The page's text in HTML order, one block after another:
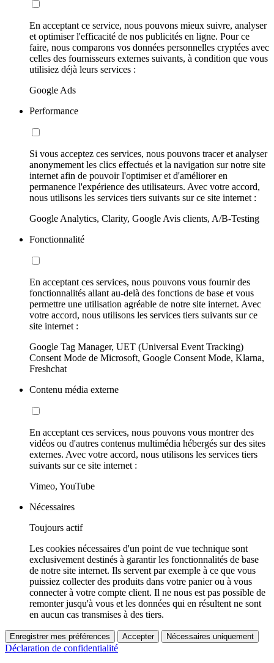
En acceptant ce service, nous pouvons mieux suivre, analyser
et optimiser l'efficacité de nos publicités en ligne. Pour ce
faire, nous comparons vos données personnelles cryptées avec
celles des fournisseurs externes suivants, à condition que vous
utilisiez déjà leurs services :
Google Ads
Performance
Si vous acceptez ces services, nous pouvons tracer et analyser
anonymement les clics effectués et la navigation sur notre site
internet afin de pouvoir l'optimiser et d'améliorer en
permanence l'expérience des utilisateurs. Avec votre accord,
nous utilisons les services tiers suivants sur ce site internet :
Google Analytics, Clarity, Google Avis clients, A/B-Testing
Fonctionnalité
En acceptant ces services, nous pouvons vous fournir des
fonctionnalités allant au-delà des fonctions de base et vous
permettre une utilisation agréable de notre site internet. Avec
votre accord, nous utilisons les services tiers suivants sur ce
site internet :
Google Tag Manager, UET (Universal Event Tracking)
Consent Mode de Microsoft, Google Consent Mode, Klarna,
Freshchat
Contenu média externe
En acceptant ces services, nous pouvons vous montrer des
vidéos ou d'autres contenus multimédia hébergés sur des sites
externes. Avec votre accord, nous utilisons les services tiers
suivants sur ce site internet :
Vimeo, YouTube
Nécessaires
Toujours actif
Les cookies nécessaires d'un point de vue technique sont
exclusivement destinés à garantir les fonctionnalités de base
de notre site internet. Ils servent par exemple à ce que vous
puissiez collecter des produits dans votre panier ou à vous
connecter à votre compte client. Il ne nous est pas possible de
remonter jusqu'à vous et les données qui en résultent ne sont
en aucun cas transmises à des tiers.
Enregistrer mes préférences Accepter Nécessaires uniquement
Déclaration de confidentialité